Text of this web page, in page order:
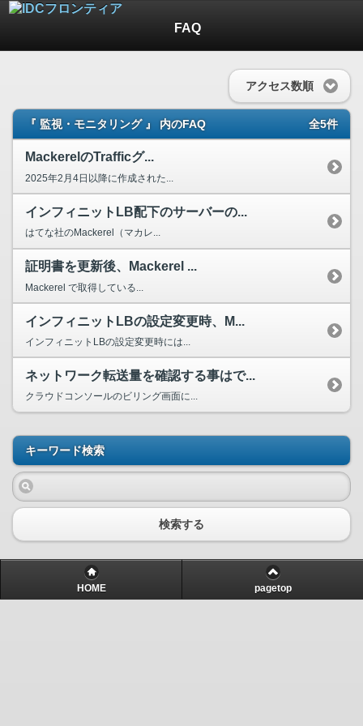
FAQ
アクセス数順
『 監視・モニタリング 』 内のFAQ 全5件
MackerelのTrafficグ...
2025年2月4日以降に作成された...
インフィニットLB配下のサーバーの...
はてな社のMackerel（マカレ...
証明書を更新後、Mackerel ...
Mackerel で取得している...
インフィニットLBの設定変更時、M...
インフィニットLBの設定変更時には...
ネットワーク転送量を確認する事はで...
クラウドコンソールのビリング画面に...
キーワード検索
検索する
HOME pagetop